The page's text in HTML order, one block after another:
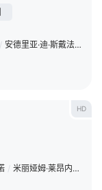
/ 安德里亚·迪·斯戴法诺
HD
/ 米丽娅姆·莱昂内 /